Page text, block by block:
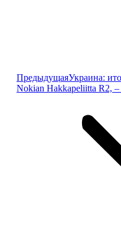
ПредыдущаяПредыдущая
запись:
Украина:
Nokian Hakkapeliitta R2, –